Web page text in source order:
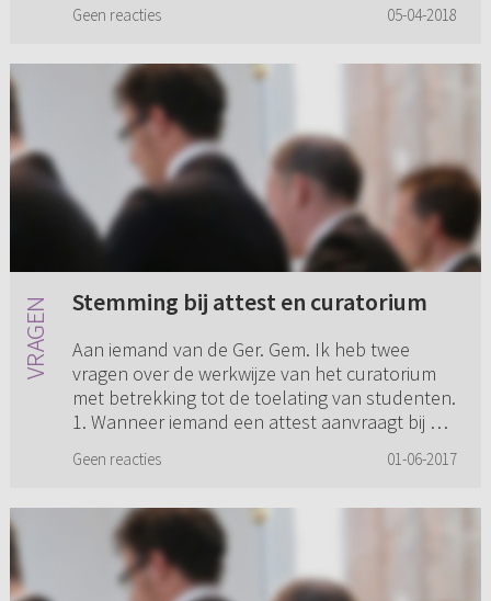
belijdend lid bent van de...
Geen reacties 05-04-2018
Stemming bij attest en curatorium
Aan iemand van de Ger. Gem. Ik heb twee
vragen over de werkwijze van het curatorium
met betrekking tot de toelating van studenten.
1. Wanneer iemand een attest aanvraagt bij de
Geen reacties 01-06-2017